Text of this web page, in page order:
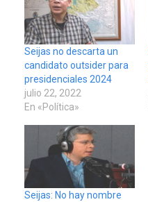
Seijas no descarta un
candidato outsider para
presidenciales 2024
julio 22, 2022
En «Política»
Seijas: No hay nombre